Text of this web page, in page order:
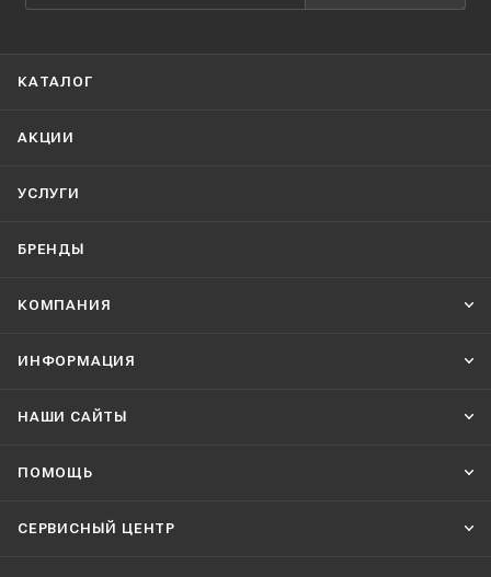
КАТАЛОГ
АКЦИИ
УСЛУГИ
БРЕНДЫ
КОМПАНИЯ
ИНФОРМАЦИЯ
НАШИ CАЙТЫ
ПОМОЩЬ
СЕРВИСНЫЙ ЦЕНТР